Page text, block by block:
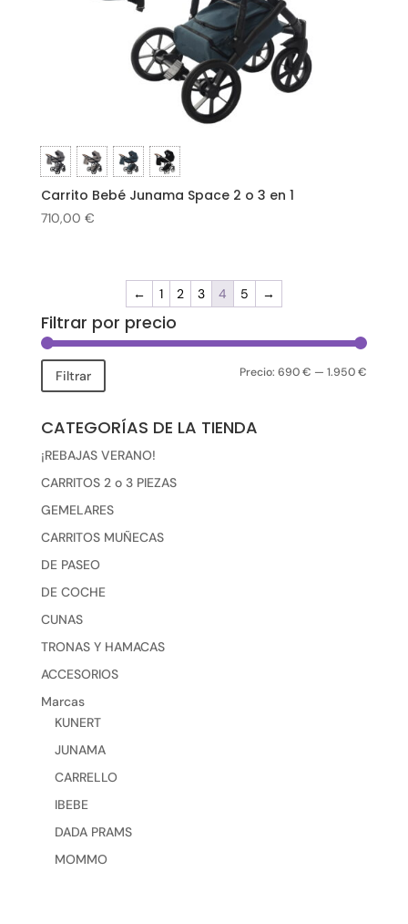
Carrito Bebé Junama Space 2 o 3 en 1
710,00 €
← 1 2 3 4 5 →
Filtrar por precio
Filtrar Precio:690 € —1.950 €
CATEGORÍAS DE LA TIENDA
¡REBAJAS VERANO!
CARRITOS 2 o 3 PIEZAS
GEMELARES
CARRITOS MUÑECAS
DE PASEO
DE COCHE
CUNAS
TRONAS Y HAMACAS
ACCESORIOS
Marcas
KUNERT
JUNAMA
CARRELLO
IBEBE
DADA PRAMS
MOMMO